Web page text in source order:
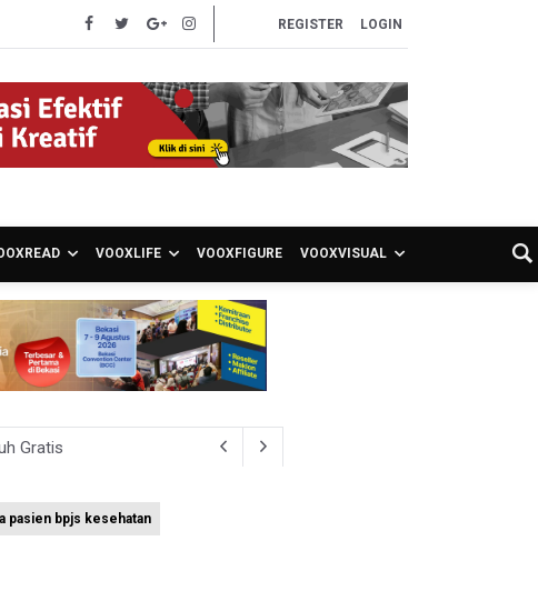
REGISTER LOGIN
VOOXLIFE VOOXFIGURE VOOXVISUAL
Gratis
pasien bpjs kesehatan